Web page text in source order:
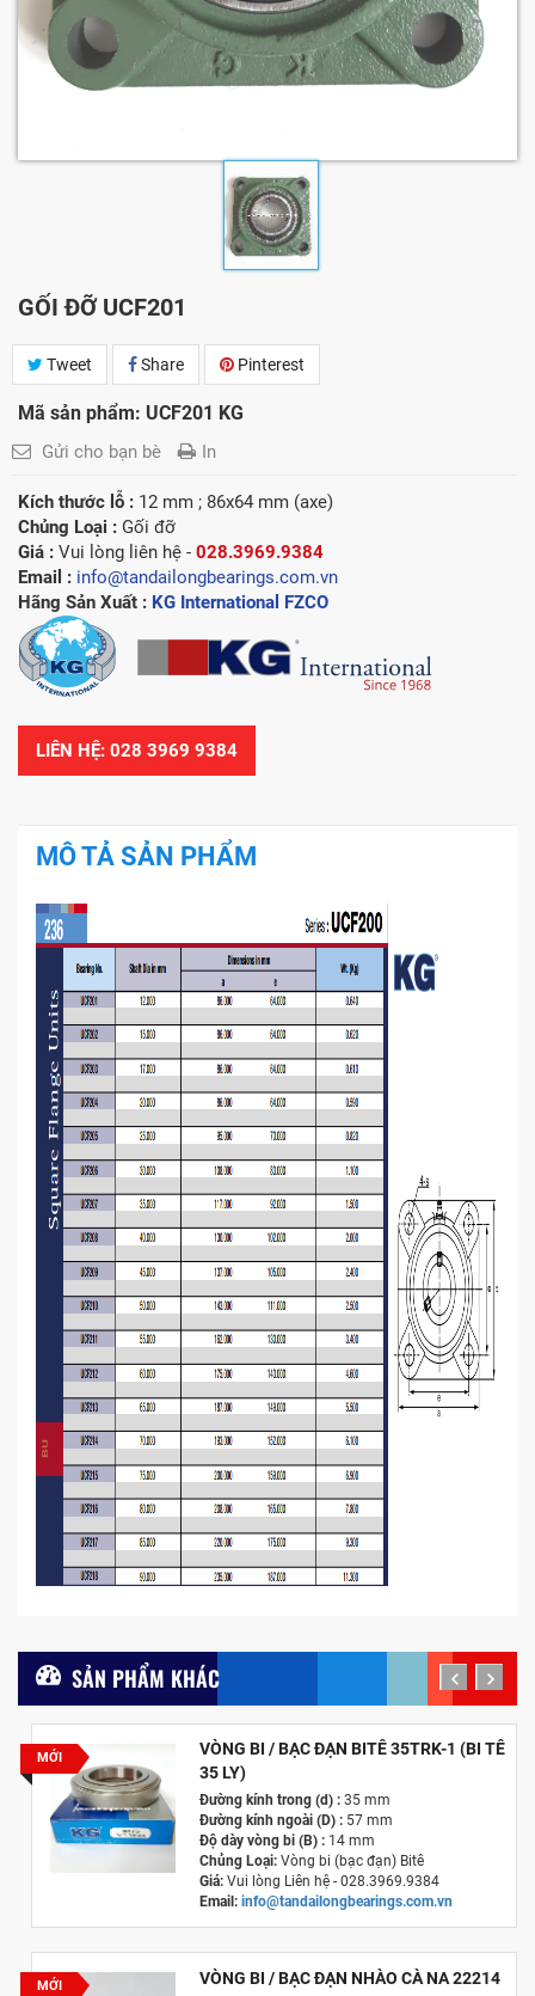
GỐI ĐỠ UCF201
Tweet Share Pinterest
Mã sản phẩm: UCF201 KG
Gửi cho bạn bè In
Kích thước lỗ : 12 mm ; 86x64 mm (axe)
Chủng Loại : Gối đỡ
Giá : Vui lòng l iên hệ - 028.3969.9384
Email : info@tandailongbearings.com.vn
Hãng Sản Xuất : KG International FZCO
LIÊN HỆ: 028 3969 9384
MÔ TẢ SẢN PHẨM
SẢN PHẨM KHÁC
MỚI
VÒNG BI / BẠC ĐẠN BITÊ 35TRK-1 (BI TÊ
35 LY)
Đường kính trong (d) :35 mm
Đường kính ngoài (D) :57 mm
Độ dày vòng bi (B) :14 mm
Chủng Loại: Vòng bi (bạc đạn) Bitê
Giá:Vui lòng Liên hệ - 028.3969.9384
Email: info@tandailongbearings.com.vn
MỚI VÒNG BI / BẠC ĐẠN NHÀO CÀ NA 22214
prev next